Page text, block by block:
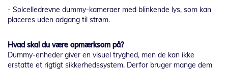
- Solcelledrevne dummy-kameraer med blinkende lys, som kan
placeres uden adgang til strøm.
Hvad skal du være opmærksom på?
Dummy-enheder giver en visuel tryghed, men de kan ikke
erstatte et rigtigt sikkerhedssystem. Derfor bruger mange dem